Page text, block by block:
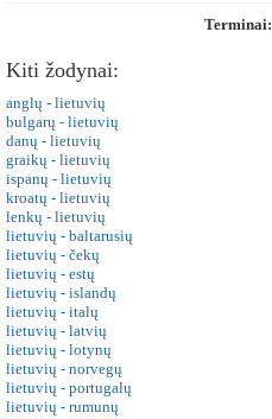
Terminai:
Kiti žodynai:
anglų - lietuvių
bulgarų - lietuvių
danų - lietuvių
graikų - lietuvių
ispanų - lietuvių
kroatų - lietuvių
lenkų - lietuvių
lietuvių - baltarusių
lietuvių - čekų
lietuvių - estų
lietuvių - islandų
lietuvių - italų
lietuvių - latvių
lietuvių - lotynų
lietuvių - norvegų
lietuvių - portugalų
lietuvių - rumunų